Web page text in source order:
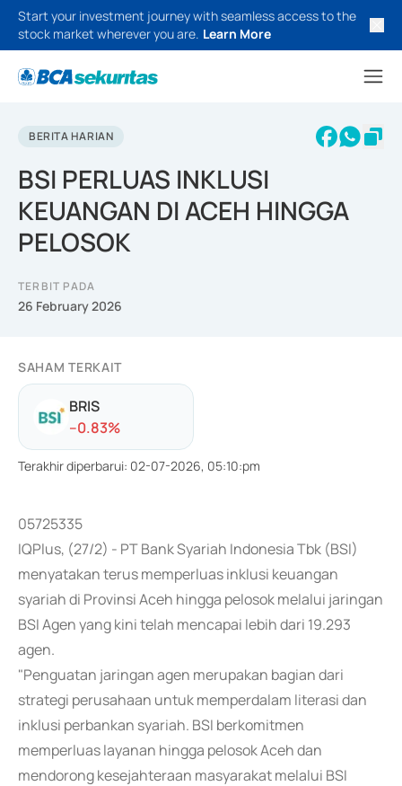
Start your investment journey with seamless access to the
stock market wherever you are. Learn More
BERITA HARIAN
BSI PERLUAS INKLUSI
KEUANGAN DI ACEH HINGGA
PELOSOK
TERBIT PADA
26 February 2026
SAHAM TERKAIT
BRIS
--0.83%
Terakhir diperbarui: 02-07-2026, 05:10:pm
05725335
IQPlus, (27/2) - PT Bank Syariah Indonesia Tbk (BSI)
menyatakan terus memperluas inklusi keuangan
syariah di Provinsi Aceh hingga pelosok melalui jaringan
BSI Agen yang kini telah mencapai lebih dari 19.293
agen.
"Penguatan jaringan agen merupakan bagian dari
strategi perusahaan untuk memperdalam literasi dan
inklusi perbankan syariah. BSI berkomitmen
memperluas layanan hingga pelosok Aceh dan
mendorong kesejahteraan masyarakat melalui BSI